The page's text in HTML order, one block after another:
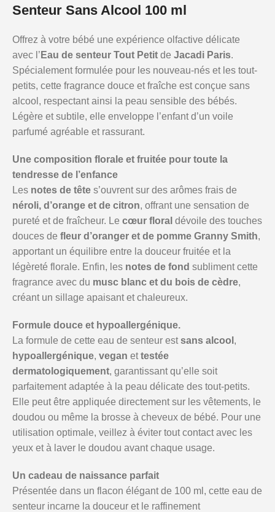
Senteur Sans Alcool 100 ml
Offrez à votre bébé une expérience olfactive délicate
avec l’ Eau de senteur Tout Petit de Jacadi Paris.
Spécialement formulée pour les nouveau-nés et les tout-
petits, cette fragrance douce et fraîche est conçue sans
alcool, respectant ainsi la peau sensible des bébés.
Légère et subtile, elle enveloppe l’enfant d’un voile
parfumé agréable et rassurant.
Une composition florale et fruitée pour toute la
tendresse de l’enfance
Les notes de tête s’ouvrent sur des arômes frais de
néroli, d’orange et de citron, offrant une sensation de
pureté et de fraîcheur. Le cœur floral dévoile des touches
douces de fleur d’oranger et de pomme Granny Smith,
apportant un équilibre entre la douceur fruitée et la
légèreté florale. Enfin, les notes de fond subliment cette
fragrance avec du musc blanc et du bois de cèdre,
créant un sillage apaisant et chaleureux.
Formule douce et hypoallergénique.
La formule de cette eau de senteur estsans alcool ,
hypoallergénique, vegan ettestée
dermatologiquement, garantissant qu’elle soit
parfaitement adaptée à la peau délicate des tout-petits.
Elle peut être appliquée directement sur les vêtements, le
doudou ou même la brosse à cheveux de bébé. Pour une
utilisation optimale, veillez à éviter tout contact avec les
yeux et à laver le doudou avant chaque usage.
Un cadeau de naissance parfait
Présentée dans un flacon élégant de 100 ml, cette eau de
senteur incarne la douceur et le raffinement